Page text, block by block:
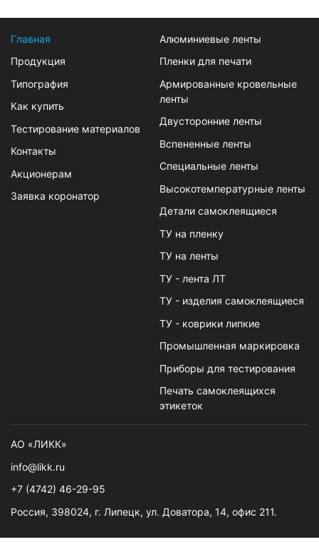
Главная
Продукция
Типография
Как купить
Тестирование материалов
Контакты
Акционерам
Заявка коронатор
Алюминиевые ленты
Пленки для печати
Армированные кровельные
ленты
Двусторонние ленты
Вспененные ленты
Специальные ленты
Высокотемпературные ленты
Детали самоклеящиеся
ТУ на пленку
ТУ на ленты
ТУ - лента ЛТ
ТУ - изделия самоклеящиеся
ТУ - коврики липкие
Промышленная маркировка
Приборы для тестирования
Печать самоклеящихся
этикеток
АО «ЛИКК»
info@likk.ru
+7 (4742) 46-29-95
Россия, 398024, г. Липецк, ул. Доватора, 14, офис 211.